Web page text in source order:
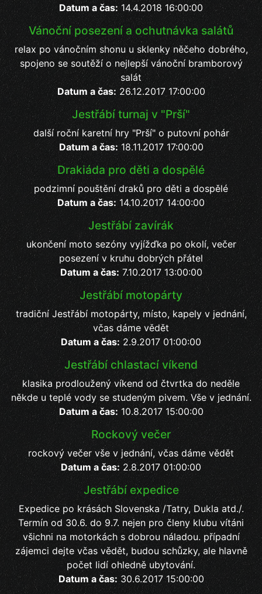
Datum a čas: 14.4.2018 16:00:00
Vánoční posezení a ochutnávka salátů
relax po vánočním shonu u sklenky něčeho dobrého,
spojeno se soutěží o nejlepší vánoční bramborový
salát
Datum a čas:26.12.2017 17:00:00
Jestřábí turnaj v "Prší"
další roční karetní hry "Prší" o putovní pohár
Datum a čas: 18.11.2017 17:00:00
Drakiáda pro děti a dospělé
podzimní pouštění draků pro děti a dospělé
Datum a čas: 14.10.2017 14:00:00
Jestřábí zavírák
ukončení moto sezóny vyjížďka po okolí, večer
posezení v kruhu dobrých přátel
Datum a čas: 7.10.2017 13:00:00
Jestřábí motopárty
tradiční Jestřábí motopárty, místo, kapely v jednání,
včas dáme vědět
Datum a čas:2.9.2017 01:00:00
Jestřábí chlastací víkend
klasika prodloužený víkend od čtvrtka do neděle
někde u teplé vody se studeným pivem. Vše v jednání.
Datum a čas: 10.8.2017 15:00:00
Rockový večer
rockový večer vše v jednání, včas dáme vědět
Datum a čas: 2.8.2017 01:00:00
Jestřábí expedice
Expedice po krásách Slovenska /Tatry, Dukla atd./.
Termín od 30.6. do 9.7. nejen pro členy klubu vítáni
všichni na motorkách s dobrou náladou. případní
zájemci dejte včas vědět, budou schůzky, ale hlavně
počet lidí ohledně ubytování.
Datum a čas: 30.6.2017 15:00:00